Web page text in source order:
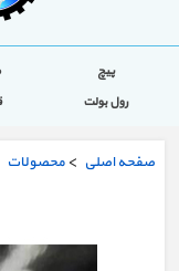
پیچ
رول بولت
صفحه اصلی > محصولات